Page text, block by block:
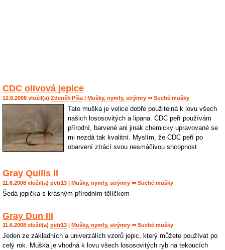
CDC olivová jepice
12.6.2008 vložil(a) Zdeněk Píša | Mušky, nymfy, strýmry ⇒ Suché mušky
Tato muška je velice dobře použitelná k lovu všech
našich lososovitých a lipana. CDC peří používám
přírodní, barvené ani jinak chemicky upravované se
mi nezdá tak kvalitní. Myslím, že CDC peří po
obarvení ztrácí svou nesmáčivou shcopnost
Gray Quills II
11.6.2008 vložil(a) petr13 | Mušky, nymfy, strýmry ⇒ Suché mušky
Šedá jepička s krásným přírodním tělíčkem
Gray Dun III
11.6.2008 vložil(a) petr13 | Mušky, nymfy, strýmry ⇒ Suché mušky
Jeden ze základních a univerzálích vzorů jepic, který můžete používat po
celý rok. Muška je vhodná k lovu všech lososovitých ryb na tekoucích